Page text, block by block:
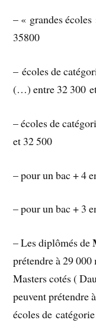
– « grandes
35800
– écoles de
(…) entre 32 300
– écoles de
et 32 500
– pour un bac + 4
– pour un bac + 3
– Les diplômés de
prétendre à 29
Masters cotés (
peuvent prétendre
écoles de